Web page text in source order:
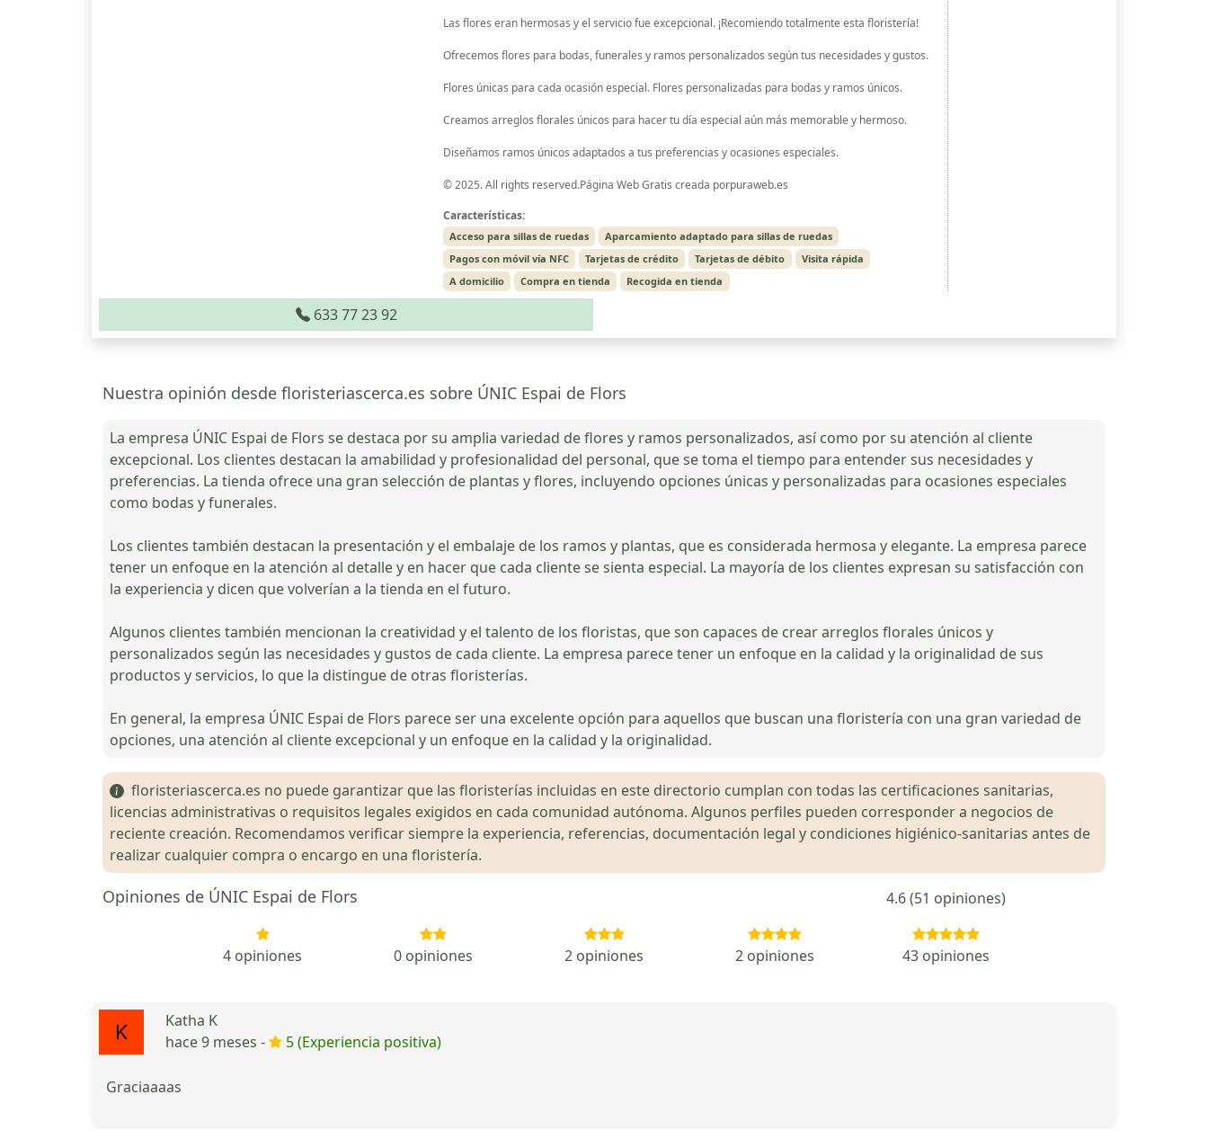
Las flores eran hermosas y el servicio fue excepcional. ¡Recomiendo totalmente esta floristería!
Ofrecemos flores para bodas, funerales y ramos personalizados según tus necesidades y gustos.
Flores únicas para cada ocasión especial. Flores personalizadas para bodas y ramos únicos.
Creamos arreglos florales únicos para hacer tu día especial aún más memorable y hermoso.
Diseñamos ramos únicos adaptados a tus preferencias y ocasiones especiales.
© 2025. All rights reserved.Página Web Gratis creada porpuraweb.es
Características:
Acceso para sillas de ruedas
Aparcamiento adaptado para sillas de ruedas
Pagos con móvil vía NFC
Tarjetas de crédito Tarjetas de débito
Visita rápida
A domicilio
Compra en tienda Recogida en tienda
633 77 23 92
Nuestra opinión desde floristeriascerca.es sobre ÚNIC Espai de Flors
La empresa ÚNIC Espai de Flors se destaca por su amplia variedad de flores y ramos personalizados, así como por su atención al cliente
excepcional. Los clientes destacan la amabilidad y profesionalidad del personal, que se toma el tiempo para entender sus necesidades y
preferencias. La tienda ofrece una gran selección de plantas y flores, incluyendo opciones únicas y personalizadas para ocasiones especiales
como bodas y funerales.
Los clientes también destacan la presentación y el embalaje de los ramos y plantas, que es considerada hermosa y elegante. La empresa parece
tener un enfoque en la atención al detalle y en hacer que cada cliente se sienta especial. La mayoría de los clientes expresan su satisfacción con
la experiencia y dicen que volverían a la tienda en el futuro.
Algunos clientes también mencionan la creatividad y el talento de los floristas, que son capaces de crear arreglos florales únicos y
personalizados según las necesidades y gustos de cada cliente. La empresa parece tener un enfoque en la calidad y la originalidad de sus
productos y servicios, lo que la distingue de otras floristerías.
En general, la empresa ÚNIC Espai de Flors parece ser una excelente opción para aquellos que buscan una floristería con una gran variedad de
opciones, una atención al cliente excepcional y un enfoque en la calidad y la originalidad.
floristeriascerca.es no puede garantizar que las floristerías incluidas en este directorio cumplan con todas las certificaciones sanitarias,
licencias administrativas o requisitos legales exigidos en cada comunidad autónoma. Algunos perfiles pueden corresponder a negocios de
reciente creación. Recomendamos verificar siempre la experiencia, referencias, documentación legal y condiciones higiénico-sanitarias antes de
realizar cualquier compra o encargo en una floristería.
Opiniones de ÚNIC Espai de Flors 4.6 (51 opiniones)
4 opiniones 0 opiniones 2 opiniones 2 opiniones 43 opiniones
Katha K
hace 9 meses -
5 (Experiencia positiva)
Graciaaaas